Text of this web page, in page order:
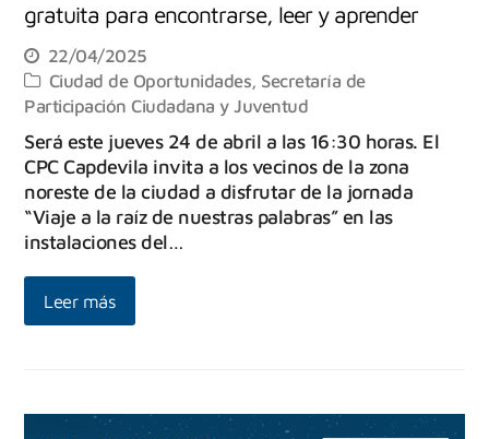
gratuita para encontrarse, leer y aprender
22/04/2025
Ciudad de Oportunidades, Secretaría de
Participación Ciudadana y Juventud
Será este jueves 24 de abril a las 16:30 horas. El
CPC Capdevila invita a los vecinos de la zona
noreste de la ciudad a disfrutar de la jornada
“Viaje a la raíz de nuestras palabras” en las
instalaciones del…
Leer más